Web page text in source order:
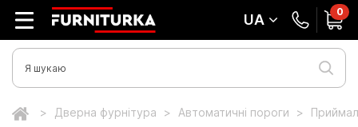
UA 0
Дверна фурнітура Автоматичні пороги